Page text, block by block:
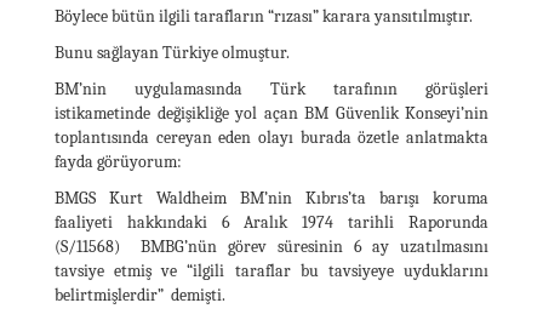
Böylece bütün ilgili tarafların “rızası” karara yansıtılmıştır.
Bunu sağlayan Türkiye olmuştur.
BM’nin uygulamasında Türk tarafının görüşleri
istikametinde değişikliğe yol açan BM Güvenlik Konseyi’nin
toplantısında cereyan eden olayı burada özetle anlatmakta
fayda görüyorum:
BMGS Kurt Waldheim BM’nin Kıbrıs’ta barışı koruma
faaliyeti hakkındaki 6 Aralık 1974 tarihli Raporunda
(S/11568) BMBG’nün görev süresinin 6 ay uzatılmasını
tavsiye etmiş ve “ilgili taraflar bu tavsiyeye uyduklarını
belirtmişlerdir” demişti.